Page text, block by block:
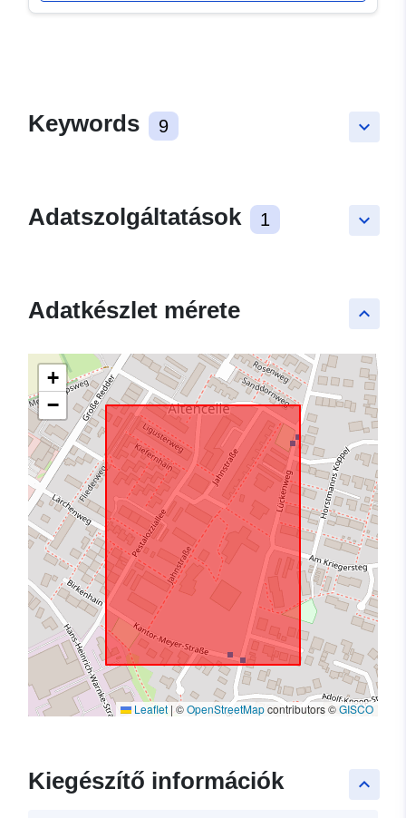
keyboard_arrow_down
Keywords 9
keyboard_arrow_down
Adatszolgáltatások 1
keyboard_arrow_up
Adatkészlet mérete
+
−
Leaflet | ©OpenStreetMapcontributors ©GISCO
keyboard_arrow_up
Kiegészítő információk